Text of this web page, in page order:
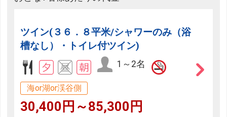
ツイン(３６．８平米/シャワーのみ（浴
槽なし）・トイレ付ツイン)
1～2名
海or湖or渓谷側
30,400円～85,300円